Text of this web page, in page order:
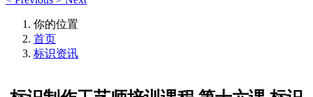
你的位置
首页
标识资讯